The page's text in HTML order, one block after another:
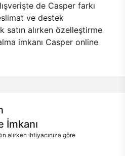
de Casper farkı
ve destek
satın alırken özelleştirme
imkanı Casper online
İmkanı
alırken ihtiyacınıza göre